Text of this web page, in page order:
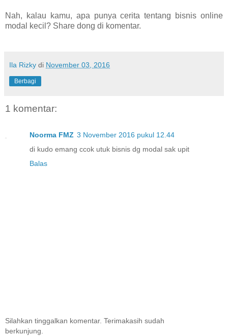
Nah, kalau kamu, apa punya cerita tentang bisnis online
modal kecil? Share dong di komentar.
Ila Rizky di November 03, 2016
Berbagi
1 komentar:
Noorma FMZ 3 November 2016 pukul 12.44
di kudo emang ccok utuk bisnis dg modal sak upit
Balas
Silahkan tinggalkan komentar. Terimakasih sudah
berkunjung.